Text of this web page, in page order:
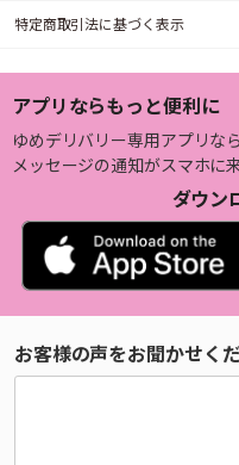
特定商取引法に基づく表示
アプリならもっと便利に
ゆめデリバリー専用アプリなら
メッセージの通知がスマホに
ダウン
お客様の声をお聞かせく